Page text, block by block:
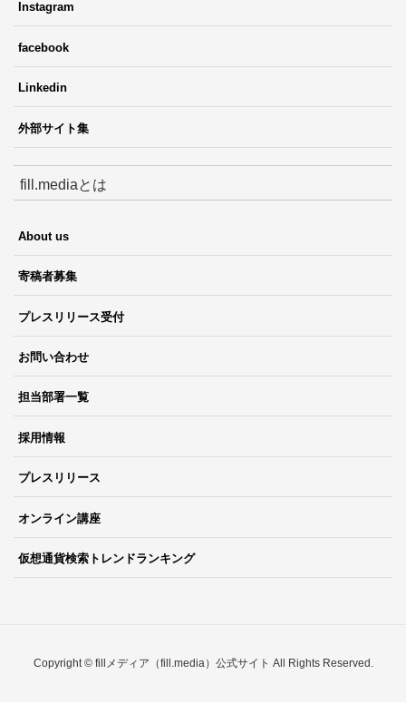
Instagram
facebook
Linkedin
外部サイト集
fill.mediaとは
About us
寄稿者募集
プレスリリース受付
お問い合わせ
担当部署一覧
採用情報
プレスリリース
オンライン講座
仮想通貨検索トレンドランキング
Copyright © fillメディア（fill.media）公式サイト All Rights Reserved.